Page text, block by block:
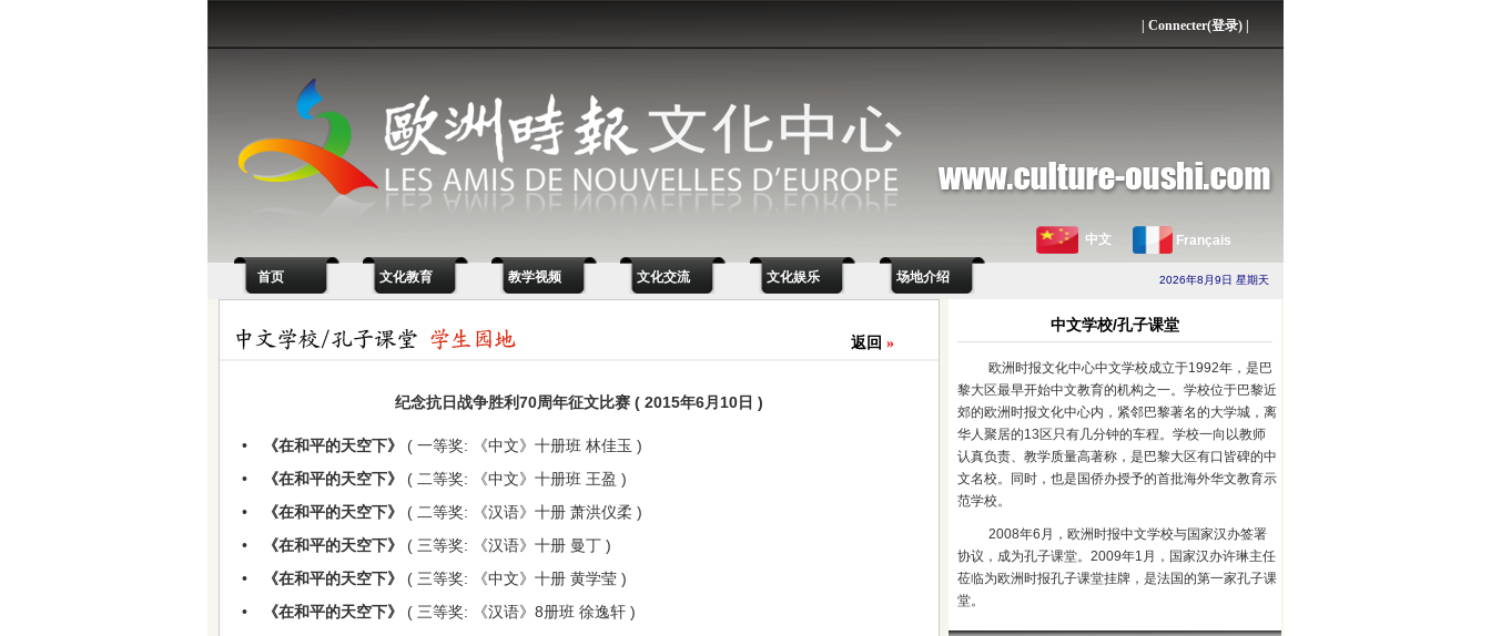
Connecter(登录)
中文 Français
首页 文化教育 教学视频 文化交流 文化娱乐 场地介绍 2026年8月9日 星期天
返回 »
纪念抗日战争胜利70周年征文比赛 ( 2015年6月10日 )
• 《在和平的天空下》
( 一等奖: 《中文》十册班 林佳玉 )
•
《在和平的天空下》
( 二等奖: 《中文》十册班 王盈 )
•
《在和平的天空下》
( 二等奖: 《汉语》十册 萧洪仪柔 )
•
《在和平的天空下》
( 三等奖: 《汉语》十册 曼丁 )
•
《在和平的天空下》
( 三等奖: 《中文》十册 黄学莹 )
•
《在和平的天空下》 ( 三等奖: 《汉语》8册班 徐逸轩 )
中文学校/孔子课堂
欧洲时报文化中心中文学校成立于1992年，是巴
黎大区最早开始中文教育的机构之一。学校位于巴黎近
郊的欧洲时报文化中心内，紧邻巴黎著名的大学城，离
华人聚居的13区只有几分钟的车程。学校一向以教师
认真负责、教学质量高著称，是巴黎大区有口皆碑的中
文名校。同时，也是国侨办授予的首批海外华文教育示
范学校。
2008年6月，欧洲时报中文学校与国家汉办签署
协议，成为孔子课堂。2009年1月，国家汉办许琳主任
莅临为欧洲时报孔子课堂挂牌，是法国的第一家孔子课
堂。